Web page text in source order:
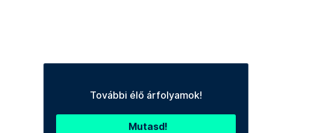
További élő árfolyamok!
Mutasd!